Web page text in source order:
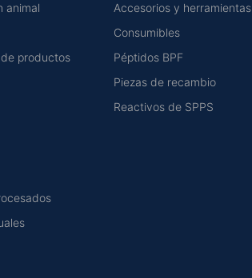
animal
productos
Accesorios y herramientas
Consumibles
Péptidos BPF
Piezas de recambio
Reactivos de SPPS